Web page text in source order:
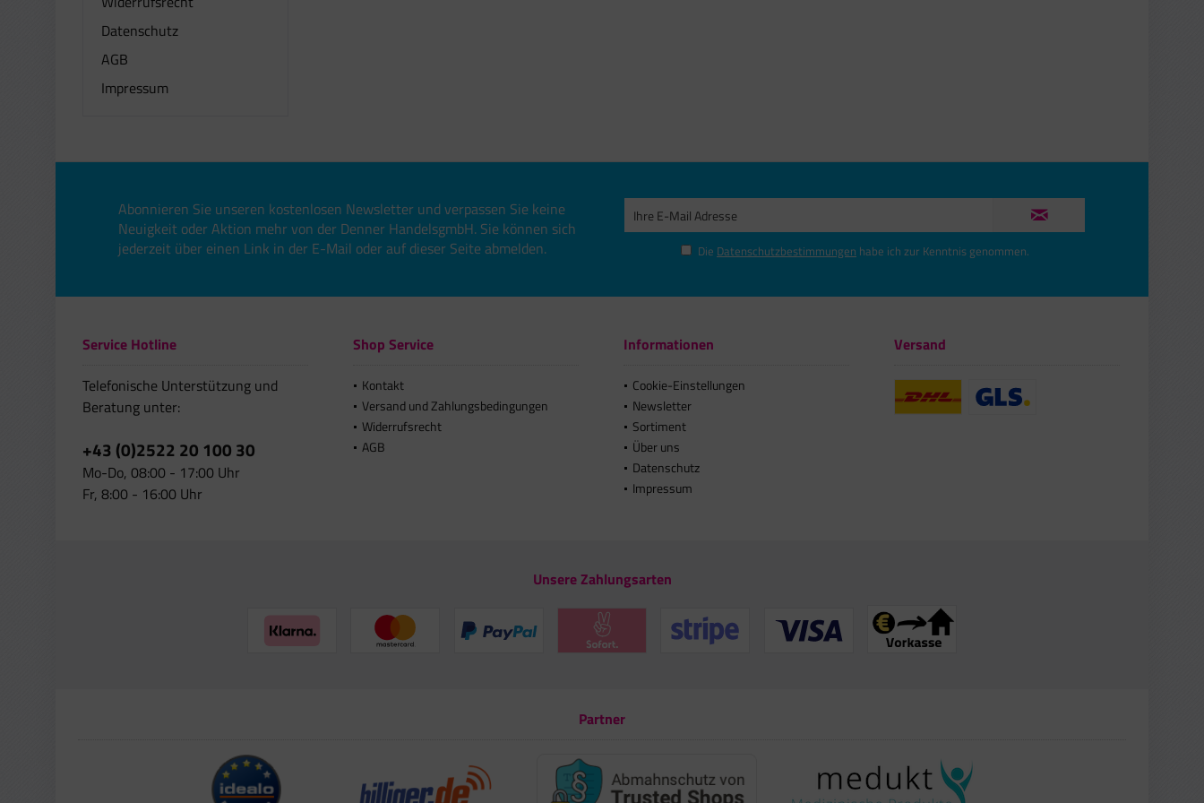
Datenschutz
AGB
Impressum
Abonnieren Sie unseren kostenlosen Newsletter und verpassen Sie keine
Neuigkeit oder Aktion mehr von der Denner HandelsgmbH. Sie können sich
jederzeit über einen Link in der E-Mail oder auf dieser Seite abmelden.
Die Datenschutzbestimmungen habe ich zur Kenntnis genommen.
Service Hotline
Telefonische Unterstützung und
Beratung unter:
+43 (0)2522 20 100 30
Mo-Do, 08:00 - 17:00 Uhr
Fr, 8:00 - 16:00 Uhr
Shop Service
Kontakt
Versand und Zahlungsbedingungen
Widerrufsrecht
AGB
Informationen
Cookie-Einstellungen
Newsletter
Sortiment
Über uns
Datenschutz
Impressum
Versand
Unsere Zahlungsarten
Partner